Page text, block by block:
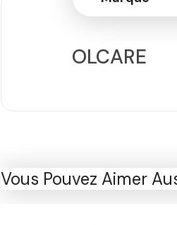
OLCARE
Vous Pouvez Aimer